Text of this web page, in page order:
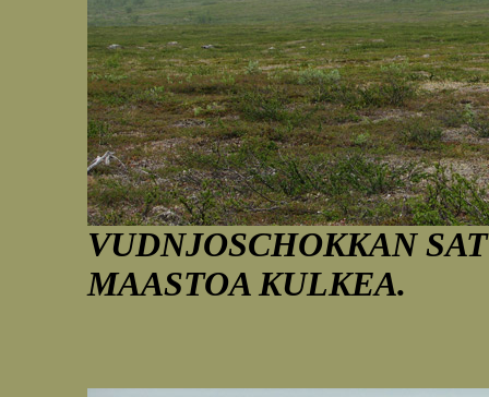
VUDNJOSCHOKKAN
MAASTOA KULKEA.